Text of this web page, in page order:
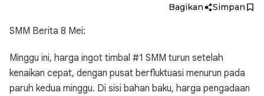
Bagikan Simpan
SMM Berita 8 Mei:
Minggu ini, harga ingot timbal #1 SMM turun setelah
kenaikan cepat, dengan pusat berfluktuasi menurun pada
paruh kedua minggu. Di sisi bahan baku, harga pengadaan